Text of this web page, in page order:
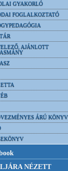
GYAKORLÓ
FOGLALKOZTATÓ
AJÁNLOTT
ÁRÚ
NÉZETT